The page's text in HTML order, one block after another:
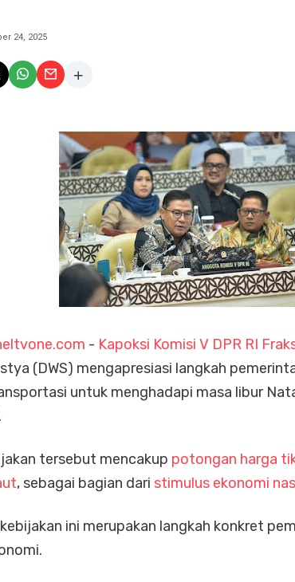
24, 2025
- Kapoksi Komisi V DPR RI
(DWS) mengapresiasi langkah
untuk menghadapi masa libur
tersebut mencakup potongan harga
, sebagai bagian dari stimulus ekonomi
kebijakan ini merupakan langkah konkret